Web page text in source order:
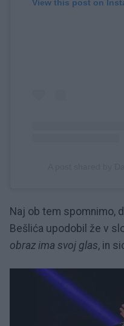
View this post on
Naj ob tem spomnimo,
Bešlića upodobil že v
obraz ima svoj glas, in